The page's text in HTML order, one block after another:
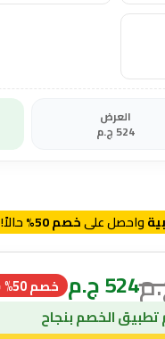
العرض
524ج.م
واحصل علىخصم 50% حالاً!
524ج.م خصم 50% 🔥